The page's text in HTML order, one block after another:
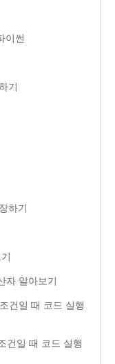
이썬
기
하기
자 알아보기
건일 때 코드 실행
건일 때 코드 실행